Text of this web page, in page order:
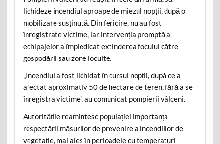
lichideze incendiul aproape de miezul nopții, după o
mobilizare susținută. Din fericire, nu au fost
înregistrate victime, iar intervenția promptă a
echipajelor a împiedicat extinderea focului către
gospodării sau zone locuite.
„Incendiul a fost lichidat în cursul nopții, după ce a
afectat aproximativ 50 de hectare de teren, fără a se
înregistra victime”, au comunicat pompierii vâlceni.
Autoritățile reamintesc populației importanța
respectării măsurilor de prevenire a incendiilor de
vegetație, mai ales în perioadele cu temperaturi